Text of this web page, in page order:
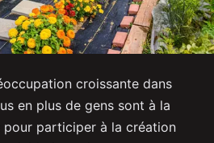
croissante dans
en plus de gens sont à la
pour participer à la création